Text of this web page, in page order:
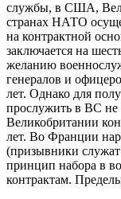
службы, в США,
странах НАТО
на контрактной
заключается на
желанию
генералов и
лет. Однако для
прослужить в ВС не
Великобритании
лет. Во Франции
(призывники
принцип набора в
контрактам.